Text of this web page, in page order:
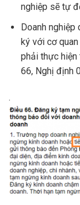
nghiệp sẽ tự
Doanh
ký với cơ quan
phải thực
66, Nghị định
.